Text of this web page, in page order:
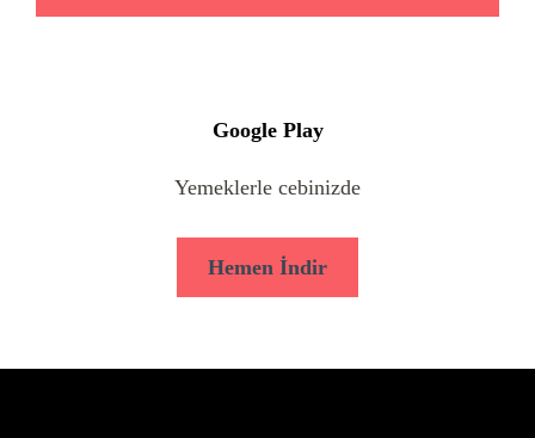
Google Play
Yemeklerle cebinizde
Hemen İndir